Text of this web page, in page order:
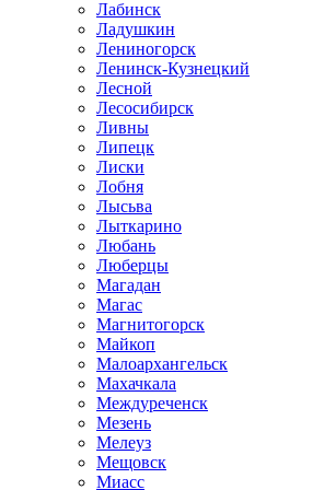
Лабинск
Ладушкин
Лениногорск
Ленинск-Кузнецкий
Лесной
Лесосибирск
Ливны
Липецк
Лиски
Лобня
Лысьва
Лыткарино
Любань
Люберцы
Магадан
Магас
Магнитогорск
Майкоп
Малоархангельск
Махачкала
Междуреченск
Мезень
Мелеуз
Мещовск
Миасс